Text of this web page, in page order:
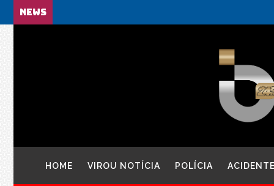
NEWS
HOME VIROU NOTÍCIA POLÍCIA